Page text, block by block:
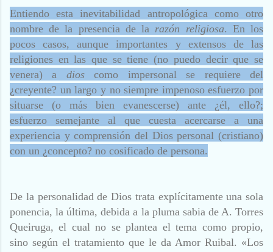
Entiendo esta inevitabilidad antropológica como otro
nombre de la presencia de la razón religiosa. En los
pocos casos, aunque importantes y extensos de las
religiones en las que se tiene (no puedo decir que se
venera) a dioscomo impersonal se requiere del
¿creyente? un largo y no siempre impenoso esfuerzo por
situarse (o más bien evanescerse) ante ¿él, ello?;
esfuerzo semejante al que cuesta acercarse a una
experiencia y comprensión del Dios personal (cristiano)
con un ¿concepto? no cosificado de persona.
De la personalidad de Dios trata explícitamente una sola
ponencia, la última, debida a la pluma sabia de A. Torres
Queiruga, el cual no se plantea el tema como propio,
sino según el tratamiento que le da Amor Ruibal. «Los